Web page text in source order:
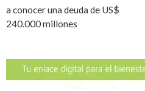
a conocer una deuda de US$
240.000 millones